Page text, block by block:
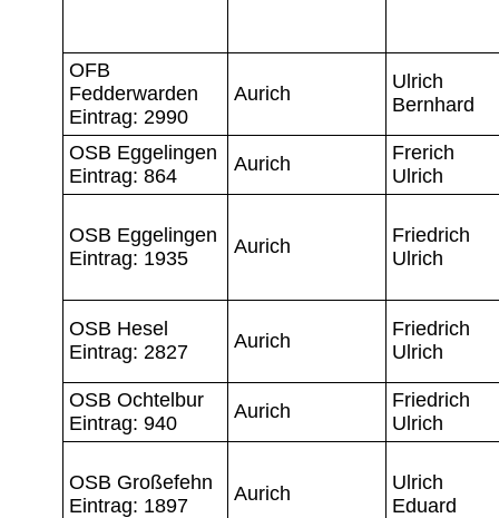
OFB
Fedderwarden
Eintrag: 2990
Aurich
Ulrich
Bernhard
OSB Eggelingen
Eintrag: 864
Aurich
Frerich
Ulrich
OSB Eggelingen
Eintrag: 1935
Aurich
Friedrich
Ulrich
OSB Hesel
Eintrag: 2827
Aurich
Friedrich
Ulrich
OSB Ochtelbur
Eintrag: 940
Aurich
Friedrich
Ulrich
OSB Großefehn
Eintrag: 1897
Aurich
Ulrich
Eduard